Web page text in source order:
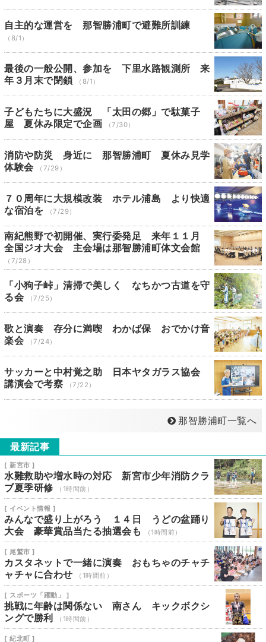
自主的な運営を 那智勝浦町で避難所訓練
（8/1）
最後の一般公開、参加を 下里水路観測所 来
年３月末で閉鎖
（8/1）
子どもたちに大盛況 「太田の郷」で駄菓子
屋 夏休み限定で企画
（7/30）
消防や防災 身近に 那智勝浦町 夏休み見学
体験会
（7/29）
７０周年に大規模改装 ホテル浦島 より快適
な宿泊を
（7/29）
南紀熊野で初開催、実行委発足 来年１１月
全国ジオ大会 主会場は那智勝浦町体文会館
（7/28）
「小狗子峠」清掃で美しく なちかつ古道を守
る会
（7/25）
歌と演奏 存分に満喫 わかば保 おでかけ音
楽会
（7/24）
サッカーと中村覚之助 日本ヤタガラス協会
講演会で考察
（7/22）
那智勝浦町一覧へ
最新記事
[ 新宮市 ]
水難救助や増水時の対応 新宮市少年消防クラ
ブ夏季研修
（1時間前）
[ イベント情報 ]
みんなで盛り上がろう １４日 うどの盆踊り
大会 豪華賞品当たる抽選会も
（1時間前）
[ 尾鷲市 ]
カスタネットで一緒に演奏 おもちゃのチャチ
ャチャに合わせ
（1時間前）
[ スポーツ「躍動」 ]
挑戦に年齢は関係ない 南さん キックボクシ
ングで勝利
（1時間前）
[ 紀北町 ]